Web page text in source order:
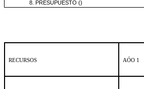
8. PRESUPUESTO ()
RECURSOS AÓO 1